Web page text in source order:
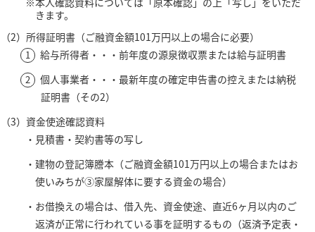
きます。
所得証明書（ご融資金額101万円以上の場合に必要）
給与所得者・・・前年度の源泉徴収票または給与証明書
個人事業者・・・最新年度の確定申告書の控えまたは納税
証明書（その2）
資金使途確認資料
見積書・契約書等の写し
建物の登記簿謄本（ご融資金額101万円以上の場合またはお
使いみちが③家屋解体に要する資金の場合）
お借換えの場合は、借入先、資金使途、直近6ヶ月以内のご
返済が正常に行われている事を証明するもの（返済予定表・